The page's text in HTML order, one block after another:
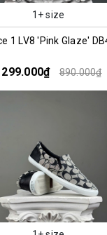
1+ size
1 LV8 'Pink Glaze'
299.000₫ 890.000₫